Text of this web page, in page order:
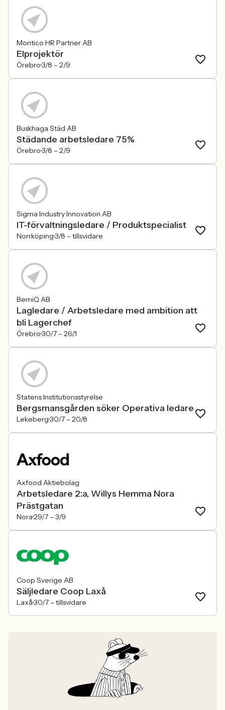
Montico HR Partner AB
Elprojektör
Örebro3/8 – 2/9
Buskhaga Städ AB
Städande arbetsledare 75%
Örebro3/8 – 2/9
Sigma Industry Innovation AB
IT-förvaltningsledare / Produktspecialist
Norrköping3/8 – tillsvidare
BemiQ AB
Lagledare / Arbetsledare med ambition att
bli Lagerchef
Örebro30/7 – 26/1
Statens Institutionsstyrelse
Bergsmansgården söker Operativa ledare
Lekeberg30/7 – 20/8
Axfood Aktiebolag
Arbetsledare 2:a, Willys Hemma Nora
Prästgatan
Nora29/7 – 3/9
Coop Sverige AB
Säljledare Coop Laxå
Laxå30/7 – tillsvidare